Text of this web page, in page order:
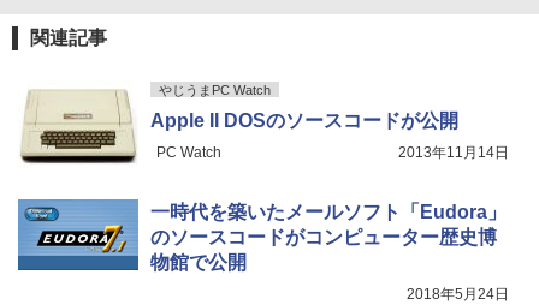
関連記事
やじうまPC Watch
Apple II DOSのソースコードが公開
PC Watch 2013年11月14日
一時代を築いたメールソフト「Eudora」
のソースコードがコンピューター歴史博
物館で公開
2018年5月24日